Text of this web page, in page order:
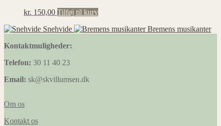
kr. 150,00 Tilføj til kurv
Snehvide
Bremens musikanter
Kontaktmuligheder:
Telefon: 30 11 40 23
Email: sk@skvillumsen.dk
Om os
Kontakt os